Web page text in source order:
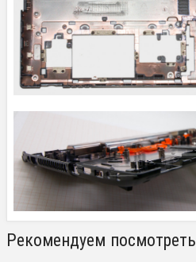
Рекомендуем посмотреть